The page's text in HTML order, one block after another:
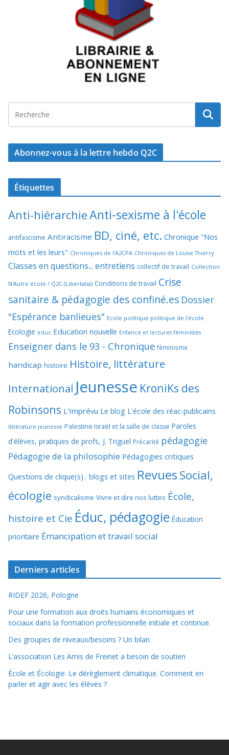
Abonnez-vous à la lettre hebdo Q2C
Étiquettes
Anti-hiérarchieAnti-sexisme à l'école
antifascisme Antiracisme BD, ciné, etc. Chronique "Nos
mots et les leurs" Chroniques de l'A2CPA Chroniques de Louise Thierry
Classes en questions... entretiens collectif de travail Collection
N'Autre école / Q2C (Libertalia) Conditions de travail Crise
sanitaire & pédagogie des confiné.es Dossier
"Espérance banlieues" Ecole politique politique de l'école
Ecologie educ Education nouvelle Enfance et lectures féministes
Enseigner dans le 93 - Chronique féminisme
handicap histoire Histoire, littérature
International Jeunesse KroniKs des
Robinsons L'Imprévu Le blog L'école des réac-publicains
littérature jeunesse Palestine Israël et la salle de classe Paroles
d'élèves, pratiques de profs, J. Triguel Précarité pédagogie
Pédagogie de la philosophie Pédagogies critiques
Questions de clique(s) : blogs et sites RevuesSocial,
écologie syndicalisme Vivre et dire nos luttes École,
histoire et Cie Éduc, pédagogie Éducation
prioritaire Émancipation et travail social
Derniers articles
RIDEF 2026, Pologne
Pour une formation aux droits humains économiques et
sociaux dans la formation professionnelle initiale et continue.
Des groupes de niveaux/besoins ? Un bilan
L’association Les Amis de Freinet a besoin de soutien
École et Écologie. Le dérèglement climatique. Comment en
parler et agir avec les élèves ?